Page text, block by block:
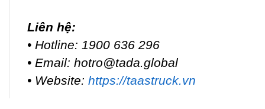
Liên hệ:
• Hotline: 1900 636 296
• Email: hotro@tada.global
• Website: https://taastruck.vn